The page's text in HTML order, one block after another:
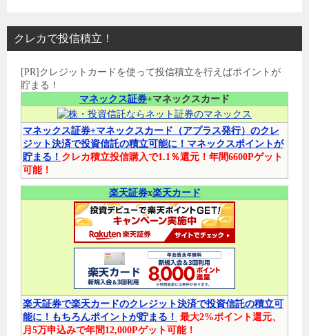
クレカで投信積立！
[PR]クレジットカードを使って投信積立を行えばポイントが
貯まる！
マネックス証券+マネックスカード
マネックス証券+マネックスカード（アプラス発行）のクレ
ジット決済で投資信託の積立可能に！マネックスポイントが
貯まる！ クレカ積立投信購入で1.1％還元！年間6600Pゲット
可能！
楽天証券x楽天カード
楽天証券で楽天カードのクレジット決済で投資信託の積立可
能に！もちろんポイントが貯まる！ 最大2%ポイント還元、
月5万申込みで年間12,000Pゲット可能！